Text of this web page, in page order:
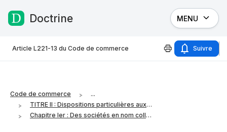
Passer au contenu
Doctrine MENU
Article L221-13 du Code de commerce Suivre
Code de commerce
...
TITRE II : Dispositions particulières aux diverses sociétés commerciales
Chapitre Ier : Des sociétés en nom collectif